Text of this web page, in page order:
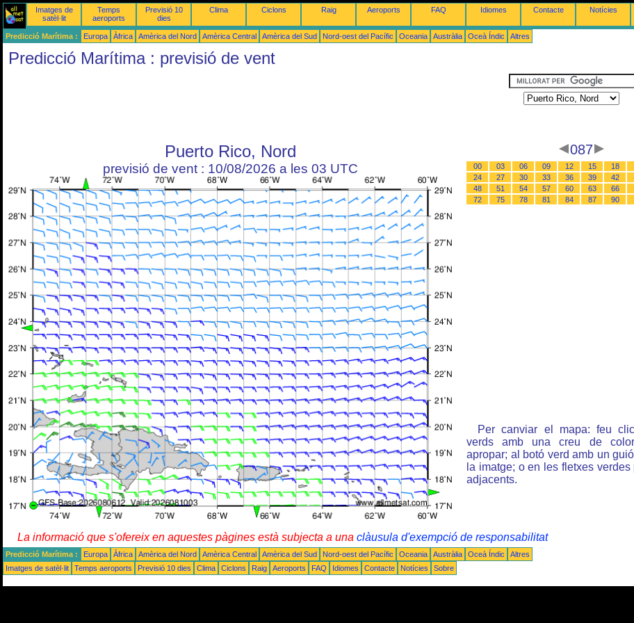
Imatges de
satèl·lit
Temps
aeroports
Previsió 10
dies
Clima Ciclons Raig Aeroports FAQ Idiomes Contacte Notícies
Predicció Marítima : Europa Àfrica Amèrica del Nord Amèrica Central Amèrica del Sud Nord-oest del Pacífic Oceania Austràlia Oceà Índic Altres
Predicció Marítima : previsió de vent
Puerto Rico, Nord
previsió de vent : 10/08/2026 a les 03 UTC
087
00 03 06 09 12 15 18
24
27 30 33 36 39 42
48
51 54 57 60 63 66
72
75 78 81 84 87 90
Per canviar el mapa: feu
verds amb una creu de
apropar; al botó verd amb un
la imatge; o en les fletxes
adjacents.
La informació que s'ofereix en aquestes pàgines està subjecta a una clàusula d'exempció de responsabilitat
Predicció Marítima : Europa Àfrica Amèrica del Nord Amèrica Central Amèrica del Sud Nord-oest del Pacífic Oceania Austràlia Oceà Índic
Altres
Imatges de satèl·lit
Temps aeroports Previsió 10 dies Clima Ciclons Raig Aeroports FAQ Idiomes Contacte Notícies Sobre